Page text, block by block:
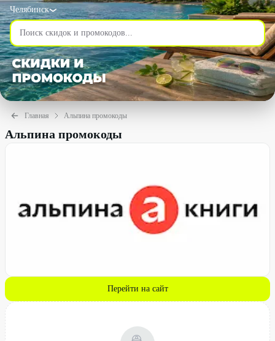
Челябинск
Главная Альпина промокоды
Альпина промокоды
Перейти на сайт